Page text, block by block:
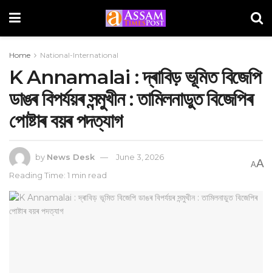
Home National-International
K Annamalai : দ্ৰাবিড় ভূমিত বিজেপি
ডাঙৰ বিপৰ্যয়ৰ সন্মুখীন : তামিলনাডুত বিজেপিৰ
পোষ্টাৰ বয়ৰ পদত্যাগ
by News Desk
June 3, 2026
Reading Time: 1 min read
AA